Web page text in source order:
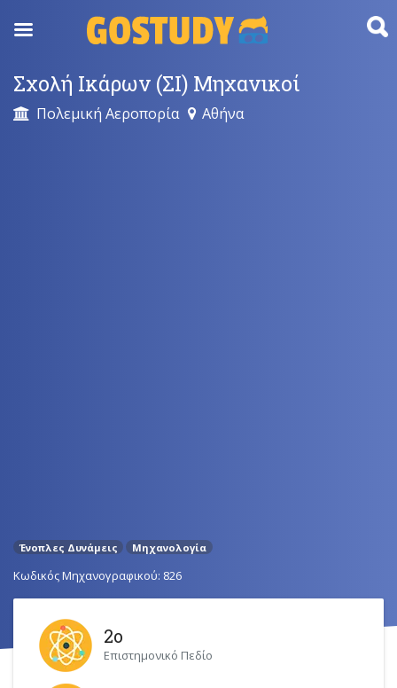
content
Σχολή Ικάρων (ΣΙ) Μηχανικοί
Πολεμική Αεροπορία Αθήνα
Ένοπλες Δυνάμεις Μηχανολογία
Κωδικός Μηχανογραφικού: 826
2ο
Επιστημονικό Πεδίο